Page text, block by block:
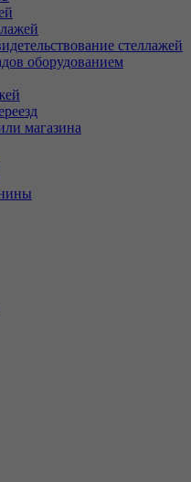
стеллажей
оборудованием
магазина